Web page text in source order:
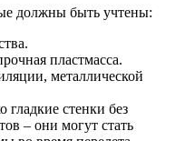
должны быть учтены:
пластмасса.
металлической
гладкие стенки без
– они могут стать